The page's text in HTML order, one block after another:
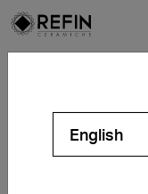
Lodi - ITEnglish